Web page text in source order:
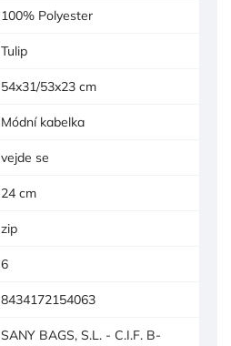
100% Polyester
Tulip
54x31/53x23 cm
Módní kabelka
vejde se
24 cm
zip
6
8434172154063
SANY BAGS, S.L. - C.I.F. B-